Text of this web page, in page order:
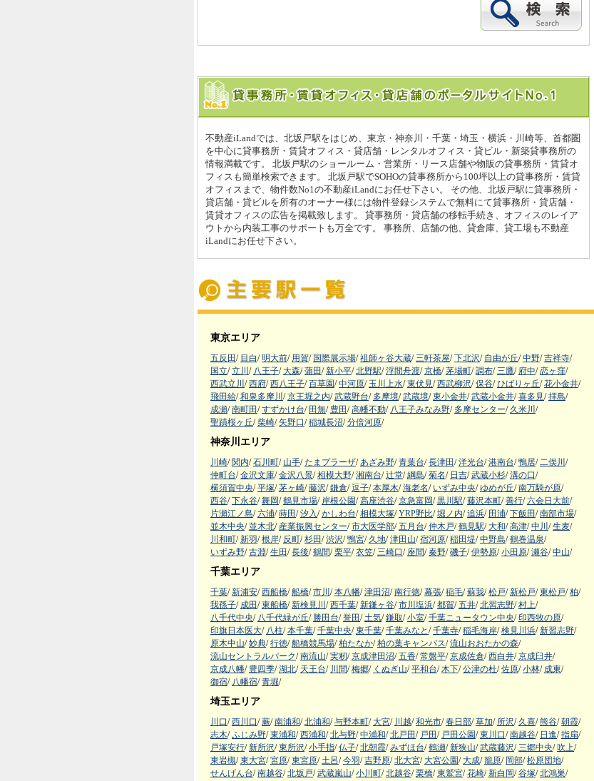
不動産iLandでは、北坂戸駅をはじめ、東京・神奈川・千葉・埼玉・横浜・川崎等、首都圏
を中心に貸事務所・賃貸オフィス・貸店舗・レンタルオフィス・貸ビル・新築貸事務所の
情報満載です。 北坂戸駅のショールーム・営業所・リース店舗や物販の貸事務所・賃貸オ
フィスも簡単検索できます。 北坂戸駅でSOHOの貸事務所から100坪以上の貸事務所・賃貸
オフィスまで、物件数No1の不動産iLandにお任せ下さい。 その他、北坂戸駅に貸事務所・
貸店舗・貸ビルを所有のオーナー様には物件登録システムで無料にて貸事務所・貸店舗・
賃貸オフィスの広告を掲載致します。 貸事務所・貸店舗の移転手続き、オフィスのレイア
ウトから内装工事のサポートも万全です。 事務所、店舗の他、貸倉庫、貸工場も不動産
iLandにお任せ下さい。
東京エリア
五反田/ 目白/ 明大前/ 用賀/ 国際展示場/ 祖師ヶ谷大蔵/ 三軒茶屋/ 下北沢/ 自由が丘/ 中野/ 吉祥寺/
国立/ 立川 / 八王子/ 大森/ 蒲田/ 新小平/ 北野駅/ 浮間舟渡/ 京橋/ 茅場町/ 調布/ 三鷹/ 府中/ 恋ヶ窪/
西武立川 / 西府/ 西八王子/ 百草園/ 中河原/ 玉川上水/ 東伏見/ 西武柳沢/ 保谷/ ひばりヶ丘/ 花小金井/
飛田給/ 和泉多摩川 / 京王堀之内/ 武蔵野台/ 多摩境/ 武蔵境/ 東小金井/ 武蔵小金井/ 喜多見/ 拝島/
成瀬/ 南町田/ すずかけ台/ 田無/ 豊田/ 高幡不動/ 八王子みなみ野/ 多摩センター/ 久米川 /
聖蹟桜ヶ丘/ 柴崎/ 矢野口/ 稲城長沼/ 分倍河原/
神奈川エリア
川崎/ 関内/ 石川町/ 山手/ たまプラーザ/ あざみ野/ 青葉台/ 長津田/ 洋光台/ 港南台/ 鴨居/ 二俣川 /
仲町台/ 金沢文庫/ 金沢八景/ 相模大野/ 湘南台/ 辻堂/ 綱島/ 菊名/ 日吉/ 武蔵小杉/ 溝の口/
横須賀中央/ 平塚/ 茅ヶ崎/ 藤沢/ 鎌倉/ 逗子/ 本厚木/ 海老名/ いずみ中央/ ゆめが丘/ 南万騎が原/
西谷/ 下永谷/ 舞岡/ 鶴見市場/ 岸根公園/ 高座渋谷/ 京急富岡/ 黒川駅/ 藤沢本町/ 善行/ 六会日大前/
片瀬江ノ島/ 六浦/ 蒔田/ 汐入/ かしわ台/ 相模大塚/ YRP野比/ 堀ノ内/ 追浜/ 田浦/ 下飯田/ 南部市場/
並木中央/ 並木北/ 産業振興センター/ 市大医学部/ 五月台/ 仲木戸/ 鶴見駅/ 大和/ 高津/ 中川 / 生麦/
川和町/ 新羽/ 根岸/ 反町/ 杉田/ 渋沢/ 鴨宮/ 久地/ 津田山/ 宿河原/ 稲田堤/ 中野島/ 鶴巻温泉/
いずみ野/ 古淵/ 生田/ 長後/ 鶴間/ 栗平/ 衣笠/ 三崎口/ 座間/ 秦野/ 磯子/ 伊勢原/ 小田原/ 瀬谷/ 中山/
千葉エリア
千葉/ 新浦安/ 西船橋/ 船橋/ 市川 / 本八幡/ 津田沼/ 南行徳/ 幕張/ 稲毛/ 蘇我/ 松戸/ 新松戸/ 東松戸/ 柏/
我孫子/ 成田/ 東船橋/ 新検見川 / 西千葉/ 新鎌ヶ谷/ 市川塩浜/ 都賀/ 五井/ 北習志野/ 村上/
八千代中央/ 八千代緑が丘/ 勝田台/ 誉田/ 土気/ 鎌取/ 小室/ 千葉ニュータウン中央/ 印西牧の原/
印旗日本医大/ 八柱/ 本千葉/ 千葉中央/ 東千葉/ 千葉みなと/ 千葉寺/ 稲毛海岸/ 検見川浜/ 新習志野/
原木中山/ 妙典/ 行徳/ 船橋競馬場/ 柏たなか/ 柏の葉キャンパス/ 流山おおたかの森/
流山セントラルパーク/ 南流山/ 実籾/ 京成津田沼/ 五香/ 常盤平/ 京成佐倉/ 西白井/ 京成臼井/
京成八幡/ 豊四季/ 湖北/ 天王台/ 川間/ 梅郷/ くぬぎ山/ 平和台/ 木下/ 公津の杜/ 佐原/ 小林/ 成東/
御宿/ 八幡宿/ 青堀/
埼玉エリア
川口/ 西川口/ 蕨/ 南浦和/ 北浦和/ 与野本町/ 大宮/ 川越/ 和光市/ 春日部/ 草加/ 所沢/ 久喜/ 熊谷/ 朝霞/
志木/ ふじみ野/ 東浦和/ 西浦和/ 北与野/ 中浦和/ 北戸田/ 戸田/ 戸田公園/ 東川口/ 南越谷/ 日進/ 指扇/
戸塚安行/ 新所沢/ 東所沢/ 小手指/ 仏子/ 北朝霞/ みずほ台/ 鶴瀬/ 新狭山/ 武蔵藤沢/ 三郷中央/ 吹上/
東岩槻/ 東大宮/ 宮原/ 東宮原/ 土呂/ 今羽/ 吉野原/ 北大宮/ 大宮公園/ 大成/ 籠原/ 岡部/ 松原団地/
せんげん台/ 南越谷/ 北坂戸/ 武蔵嵐山/ 小川町/ 北越谷/ 栗橋/ 東鷲宮/ 花崎/ 新白岡/ 谷塚/ 北鴻巣/